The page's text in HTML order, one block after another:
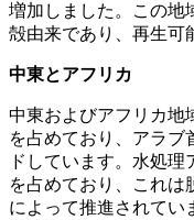
増加しました。この地
殻由来であり、再生可
中東とアフリカ
中東およびアフリカ地
を占めており、アラブ
ドしています。水処
を占めており、これは
によって推進されてい